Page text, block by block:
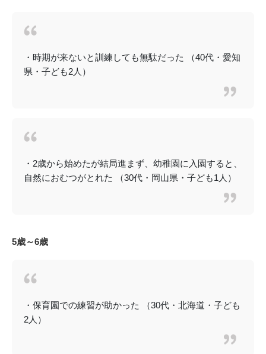
・時期が来ないと訓練しても無駄だった （40代・愛知
県・子ども2人）
・2歳から始めたが結局進まず、幼稚園に入園すると、
自然におむつがとれた （30代・岡山県・子ども1人）
5歳～6歳
・保育園での練習が助かった （30代・北海道・子ども
2人）